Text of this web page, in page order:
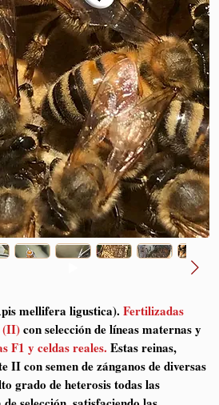
mellifera ligustica). Fertilizadas
(II)con selección de líneas maternas y
F1 y celdas reales. Estas reinas,
II con semen de zánganos de diversas
grado de heterosis todas las